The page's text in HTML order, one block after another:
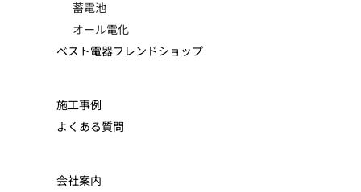
蓄電池
オール電化
ベスト電器フレンドショップ
施工事例
よくある質問
会社案内